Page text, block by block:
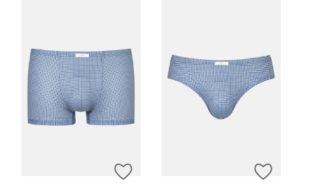
ZUR WUNSCHLISTE HINZUFÜGEN
ZUR